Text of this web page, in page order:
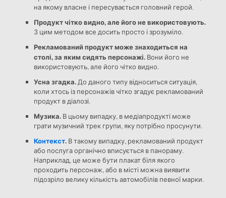
на якому власне і пересувається головний герой.
Продукт чітко видно, але його не використовують.
З цим методом все досить просто і зрозуміло.
Рекламований продукт може знаходиться на
столі, за яким сидять персонажі.Вони його не
використовують, але його чітко видно.
Усна згадка.До даного типу відноситься ситуація,
коли хтось із персонажів чітко згадує рекламований
продукт в діалозі.
Музика.В цьому випадку, в медіапродукті може
грати музичний трек групи, яку потрібно просунути.
Контекст.В такому випадку, рекламований продукт
або послуга органічно вписується в панораму.
Наприклад, це може бути плакат біля якого
проходить персонаж, або в місті можна виявити
підозріло велику кількість автомобілів певної марки.